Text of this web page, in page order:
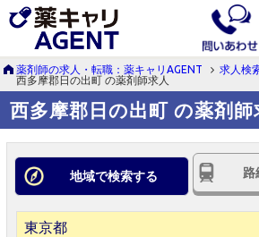
薬剤師の求人・転職：薬キャリAGENT 求人検
西多摩郡日の出町 の薬剤師求人
西多摩郡日の出町 の薬剤師
地域で検索する 路